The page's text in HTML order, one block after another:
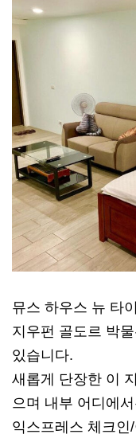
뮤스 하우스 뉴 타
지우펀 골도르 박
있습니다.
새롭게 단장한 이
으며 내부 어디에
익스프레스 체크인